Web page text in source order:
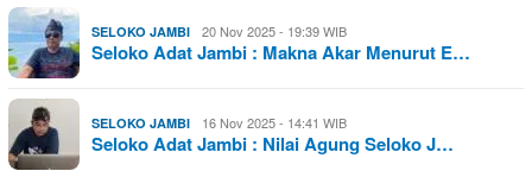
SELOKO JAMBI 20 Nov 2025 - 19:39 WIB
Seloko Adat Jambi : Makna Akar Menurut E…
SELOKO JAMBI 16 Nov 2025 - 14:41 WIB
Seloko Adat Jambi : Nilai Agung Seloko J…